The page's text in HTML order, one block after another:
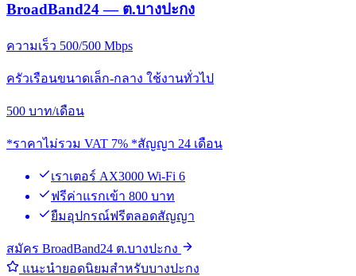
BroadBand24 — ต.บางปะกง
ความเร็ว 500/500 Mbps
ครัวเรือนขนาดเล็ก-กลาง ใช้งานทั่วไป
500 บาท/เดือน
*ราคาไม่รวม VAT 7% *สัญญา 24 เดือน
เราเตอร์ AX3000 Wi-Fi 6
ฟรีค่าแรกเข้า 800 บาท
ยืมอุปกรณ์ฟรีตลอดสัญญา
สมัคร BroadBand24 ต.บางปะกง
แนะนำยอดนิยมสำหรับบางปะกง